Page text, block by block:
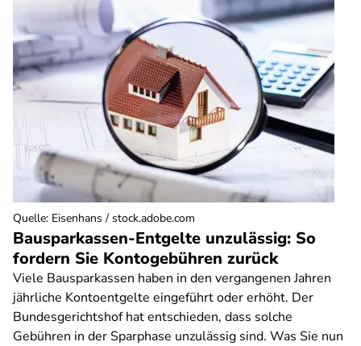
Bausparkassen-Entgelte unzulässig: So
fordern Sie Kontogebühren zurück
Viele Bausparkassen haben in den vergangenen Jahren
jährliche Kontoentgelte eingeführt oder erhöht. Der
Bundesgerichtshof hat entschieden, dass solche
Gebühren in der Sparphase unzulässig sind. Was Sie nun
Quelle: Eisenhans / stock.adobe.com